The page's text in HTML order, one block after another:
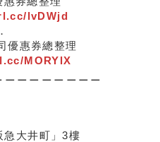
lvDWjd
．
優惠券總整理
MORYlX
急大井町」3樓